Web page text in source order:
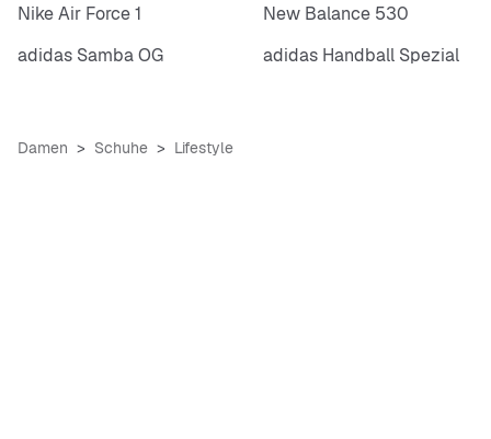
Nike Air Force 1
New Balance 530
adidas Samba OG
adidas Handball Spezial
Damen Schuhe Lifestyle